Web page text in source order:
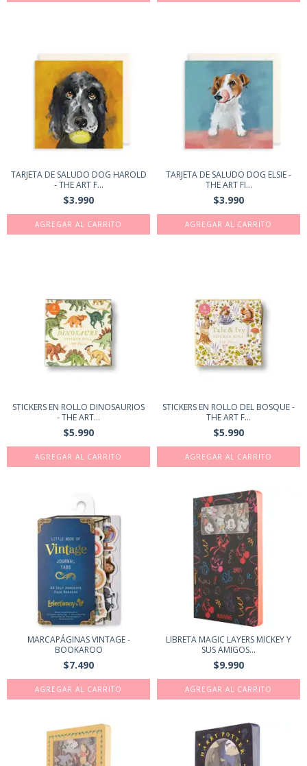
TARJETA DE SALUDO DOG HAROLD
- THE ART F...
$3.990
TARJETA DE SALUDO DOG ELSIE -
THE ART FI...
$3.990
STICKERS EN ROLLO DINOSAURIOS
- THE ART...
$5.990
STICKERS EN ROLLO DEL BOSQUE -
THE ART F...
$5.990
MARCAPÁGINAS VINTAGE -
BOOKAROO
$7.490
LIBRETA MAGIC LAYERS MICKEY Y
SUS AMIGOS...
$9.990